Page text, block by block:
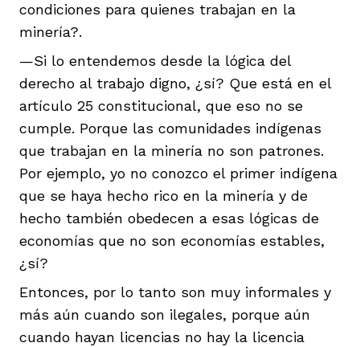
condiciones para quienes trabajan en la
minería?.
—Si lo entendemos desde la lógica del
derecho al trabajo digno, ¿sí? Que está en el
artículo 25 constitucional, que eso no se
cumple. Porque las comunidades indígenas
que trabajan en la minería no son patrones.
Por ejemplo, yo no conozco el primer indígena
que se haya hecho rico en la minería y de
hecho también obedecen a esas lógicas de
economías que no son economías estables,
¿sí?
Entonces, por lo tanto son muy informales y
más aún cuando son ilegales, porque aún
cuando hayan licencias no hay la licencia